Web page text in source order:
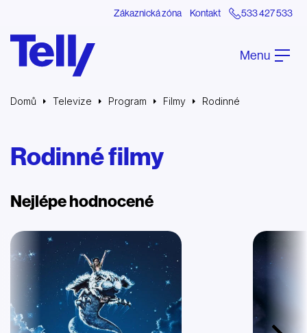
Zákaznická zóna Kontakt 533 427 533
Menu
Domů Televize Program Filmy Rodinné
Rodinné filmy
Nejlépe hodnocené